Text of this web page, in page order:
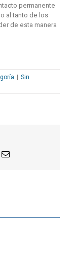
permanente
al tanto de los
de esta manera
Sin
Correo